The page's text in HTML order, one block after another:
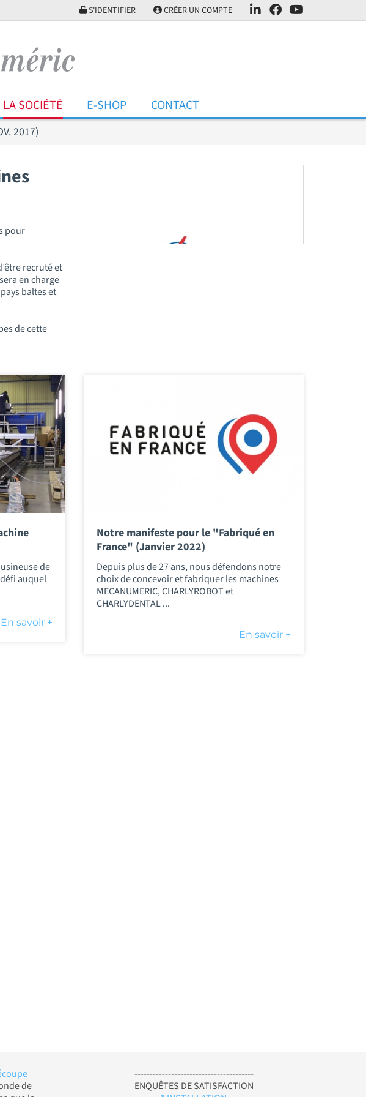
S'IDENTIFIER CRÉER UN COMPTE
LA SOCIÉTÉ E-SHOP CONTACT
2017)
pour
recruté et
en charge
baltes et
de cette
de
auquel
En savoir +
Notre manifeste pour le "Fabriqué en
France" (Janvier 2022)
Depuis plus de 27 ans, nous défendons notre
choix de concevoir et fabriquer les machines
MECANUMERIC, CHARLYROBOT et
CHARLYDENTAL ...
En savoir +
de
---------------------------------------
ENQUÊTES DE SATISFACTION